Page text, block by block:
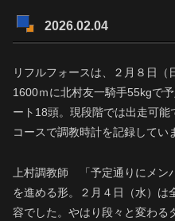
2026.02.04
リフルフォースは、２月８日
1600ｍに北村友一騎手55kgで
ート18頭。現段階では出走可
コースで調教時計を記録してい
上村調教師 「予定通りにメン
を進める形。２月４日（水）は
容でした。やはり段々と変わる